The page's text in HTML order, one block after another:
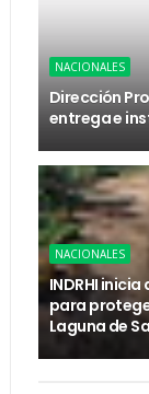
NACIONALES
Dirección
entrega e
NACIONALES
INDRHI
para
Laguna de